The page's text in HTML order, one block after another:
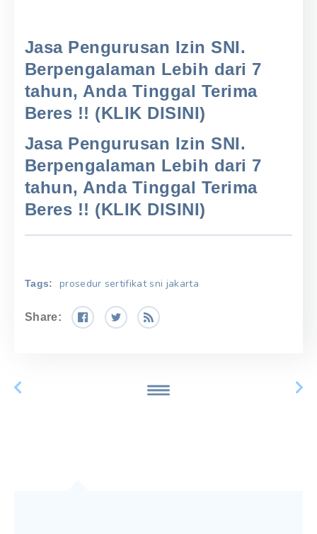
Jasa Pengurusan Izin SNI.
Berpengalaman Lebih dari 7
tahun, Anda Tinggal Terima
Beres !! (KLIK DISINI)
Jasa Pengurusan Izin SNI.
Berpengalaman Lebih dari 7
tahun, Anda Tinggal Terima
Beres !! (KLIK DISINI)
Tags: prosedur sertifikat sni jakarta
Share: